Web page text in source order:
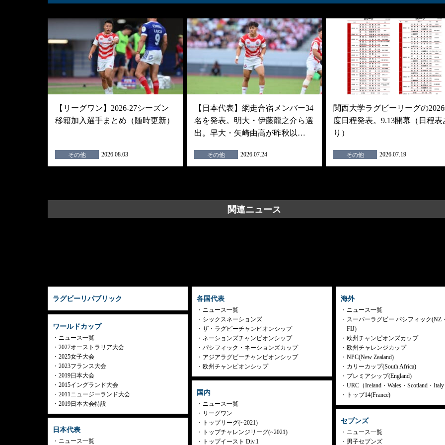
【リーグワン】2026-27シーズン
移籍加入選手まとめ（随時更新）
その他 2026.08.03
【日本代表】網走合宿メンバー34
名を発表。明大・伊藤龍之介ら選
出。早大・矢崎由高が昨秋以…
その他 2026.07.24
関西大学ラグビーリーグの
度日程発表。9.13開幕（日程表
り）
その他 2026.07.19
関連ニュース
ラグビーリパブリック
ワールドカップ
ニュース一覧
2027オーストラリア大会
2025女子大会
2023フランス大会
2019日本大会
2015イングランド大会
2011ニュージーランド大会
2019日本大会特設
日本代表
ニュース一覧
各国代表
ニュース一覧
シックスネーションズ
ザ・ラグビーチャンピオンシップ
ネーションズチャンピオンシップ
パシフィック・ネーションズカップ
アジアラグビーチャンピオンシップ
欧州チャンピオンシップ
国内
ニュース一覧
リーグワン
トップリーグ(~2021)
トップチャレンジリーグ(~2021)
トップイースト Div.1
海外
ニュース一覧
スーパーラグビー パシフィック(NZ
FIJ)
欧州チャンピオンズカップ
欧州チャレンジカップ
NPC(New Zealand)
カリーカップ(South Africa)
プレミアシップ(England)
URC（Ireland・Wales・Scotland・
トップ14(France)
セブンズ
ニュース一覧
男子セブンズ